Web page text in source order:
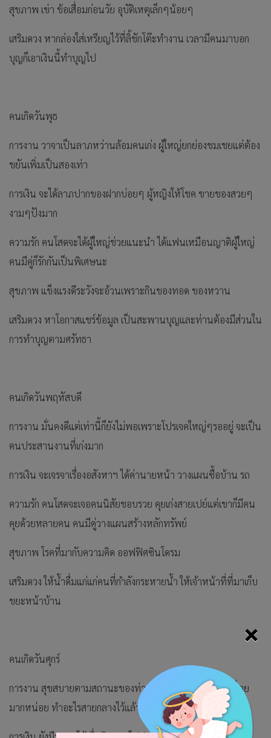
×
สุขภาพ เข่า ข้อเสื่อมก่อนวัย อุบัติเหตุเล็กๆน้อยๆ
เสริมดวง หากล่องใส่เหรียญไว้ที่ลิ้ชักโต๊ะทำงาน เวลามีคนมาบอก
บุญก็เอาเงินนี้ทำบุญไป
คนเกิดวันพุธ
การงาน วาจาเป็นลาภหว่านล้อมคนเก่ง ผู้ใหญ่ยกย่องชมเชยแต่ต้อง
ขยันเพิ่มเป็นสองเท่า
การเงิน จะได้ลาภปากของฝากบ่อยๆ ผู้หญิงให้โชค ขายของสวยๆ
งามๆปังมาก
ความรัก คนโสดจะได้ผู้ใหญ่ช่วยแนะนำ ได้แฟนเหมือนญาติผู้ใหญ่
คนมีคู่ก็รักกันเป็นพิเศษนะ
สุขภาพ แข็งแรงดีระวังจะอ้วนเพราะกินของทอด ของหวาน
เสริมดวง หาโอกาสแชร์ข้อมูล เป็นสะพานบุญและท่านต้องมีส่วนใน
การทำบุญตามศรัทธา
คนเกิดวันพฤหัสบดี
การงาน มั่นคงดีแต่เท่านี้ก็ยังไม่พอเพราะโปรเจคใหญ่ๆรออยู่ จะเป็น
คนประสานงานที่เก่งมาก
การเงิน จะเจรจาเรื่องอสังหาฯ ได้ค่านายหน้า วางแผนซื้อบ้าน รถ
ความรัก คนโสดจะเจอคนนิสัยชอบรวย คุยเก่งสายเปย์แต่เขาก็มีคน
คุยด้วยหลายคน คนมีคู่วางแผนสร้างหลักทรัพย์
สุขภาพ โรคที่มากับความคิด ออฟฟิศซินโดรม
เสริมดวง ให้น้ำดื่มแก่แก่คนที่กำลังกระหายน้ำ ให้เจ้าหน้าที่ที่มาเก็บ
ขยะหน้าบ้าน
คนเกิดวันศุกร์
การงาน สุขสบายตามสถานะของท่านแต่ถ้าตำแหน่งสูงก็เหนื่อย
มากหน่อย ทำอะไรสายกลางไว้แล้วจะดี